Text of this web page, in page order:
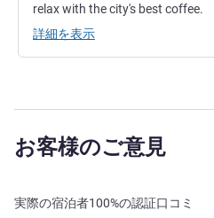
relax with the city's best coffee.
詳細を表示
お客様のご意見
実際の宿泊者100%の認証口コミ